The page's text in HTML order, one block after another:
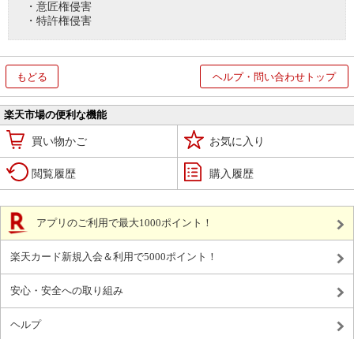
・意匠権侵害
・特許権侵害
もどる ヘルプ・問い合わせトップ
楽天市場の便利な機能
買い物かご お気に入り
閲覧履歴 購入履歴
アプリのご利用で最大1000ポイント！
楽天カード新規入会＆利用で5000ポイント！
安心・安全への取り組み
ヘルプ